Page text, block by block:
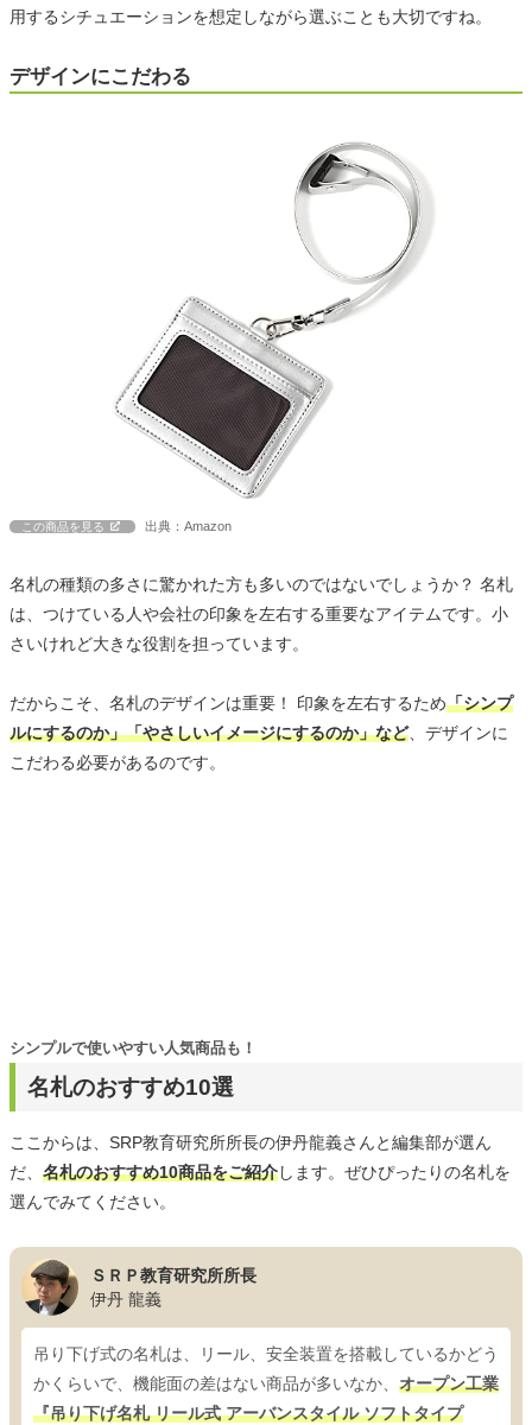
用するシチュエーションを想定しながら選ぶことも大切ですね。
デザインにこだわる
この商品を見る 出典：Amazon
名札の種類の多さに驚かれた方も多いのではないでしょうか？ 名札
は、つけている人や会社の印象を左右する重要なアイテムです。小
さいけれど大きな役割を担っています。
だからこそ、名札のデザインは重要！ 印象を左右するため「シンプ
ルにするのか」「やさしいイメージにするのか」など、デザインに
こだわる必要があるのです。
名札のおすすめ10選
シンプルで使いやすい人気商品も！
ここからは、SRP教育研究所所長の伊丹龍義さんと編集部が選ん
だ、 名札のおすすめ10商品をご紹介します。ぜひぴったりの名札を
選んでみてください。
ＳＲＰ教育研究所所長
伊丹 龍義
吊り下げ式の名札は、リール、安全装置を搭載しているかどう
かくらいで、機能面の差はない商品が多いなか、 オープン工業
『吊り下げ名札 リール式 アーバンスタイル ソフトタイプ